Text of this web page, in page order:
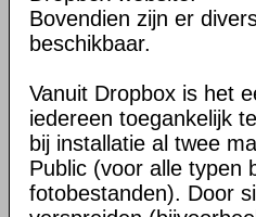
Bovendien zijn er
beschikbaar.
Vanuit Dropbox is het
iedereen toegankelijk
bij installatie al twee
Public (voor alle typen
fotobestanden). Door